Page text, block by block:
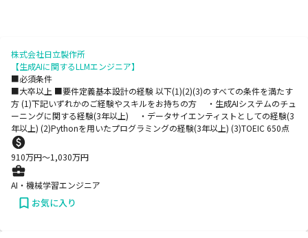
株式会社日立製作所
【生成AIに関するLLMエンジニア】
■必須条件
■大卒以上 ■要件定義基本設計の経験 以下(1)(2)(3)のすべての条件を満たす
方 (1)下記いずれかのご経験やスキルをお持ちの方 ・生成AIシステムのチュ
ーニングに関する経験(3年以上) ・データサイエンティストとしての経験(3
年以上) (2)Pythonを用いたプログラミングの経験(3年以上) (3)TOEIC 650点
910万円〜1,030万円
AI・機械学習エンジニア
お気に入り